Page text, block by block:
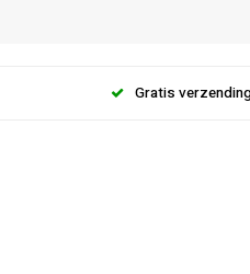
Gratis